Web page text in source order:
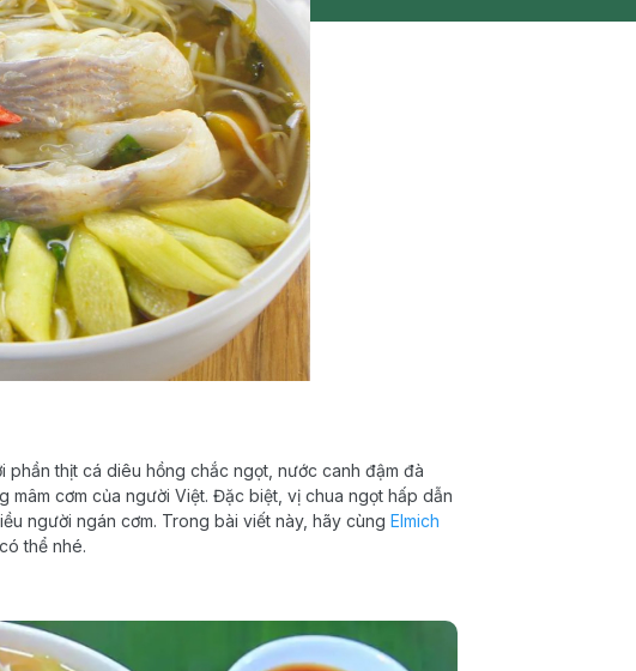
phần thịt cá diêu hồng chắc ngọt, nước canh đậm đà
cơm của người Việt. Đặc biệt, vị chua ngọt hấp dẫn
người ngán cơm. Trong bài viết này, hãy cùng Elmich
thể nhé.